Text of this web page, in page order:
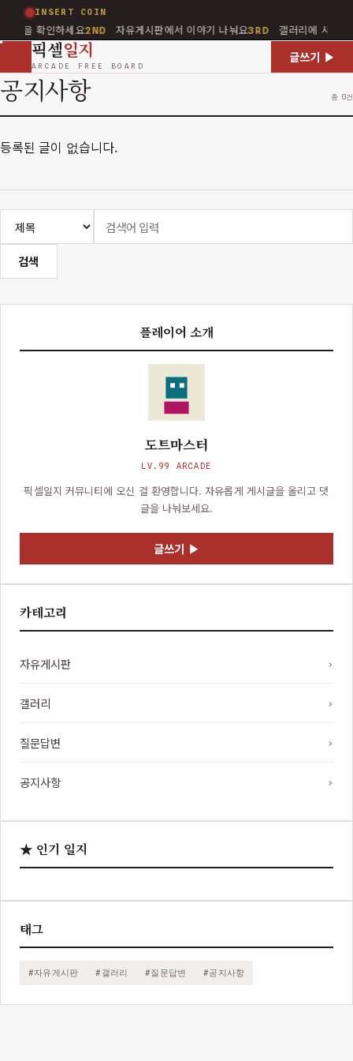
INSERT COIN
항을 확인하세요2ND 자유게시판에서 이야기 나눠요3RD 갤러리에 사진을
픽셀일지
ARCADE FREE BOARD
글쓰기 ▶
공지사항 총 0건
등록된 글이 없습니다.
검색
플레이어 소개
도트마스터
LV.99 ARCADE
픽셀일지 커뮤니티에 오신 걸 환영합니다. 자유롭게 게시글을 올리고 댓
글을 나눠보세요.
글쓰기 ▶
카테고리
자유게시판
갤러리
질문답변
공지사항
★ 인기 일지
태그
#자유게시판 #갤러리 #질문답변 #공지사항